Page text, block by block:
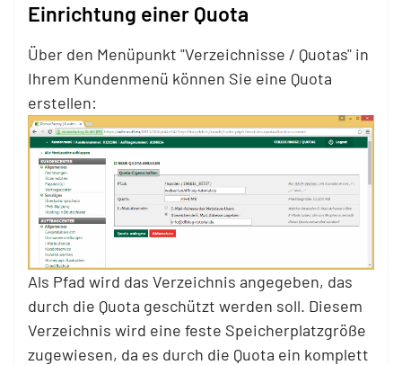
Einrichtung einer Quota
Über den Menüpunkt "Verzeichnisse / Quotas" in
Ihrem Kundenmenü können Sie eine Quota
erstellen:
Als Pfad wird das Verzeichnis angegeben, das
durch die Quota geschützt werden soll. Diesem
Verzeichnis wird eine feste Speicherplatzgröße
zugewiesen, da es durch die Quota ein komplett